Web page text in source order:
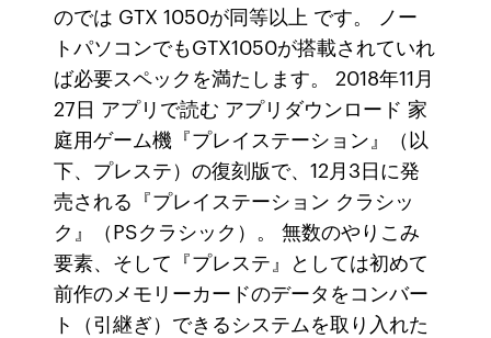
のでは GTX 1050が同等以上 です。 ノー
トパソコンでもGTX1050が搭載されていれ
ば必要スペックを満たします。 2018年11月
27日 アプリで読む アプリダウンロード 家
庭用ゲーム機『プレイステーション』（以
下、プレステ）の復刻版で、12月3日に発
売される『プレイステーション クラシッ
ク』（PSクラシック）。 無数のやりこみ
要素、そして『プレステ』としては初めて
前作のメモリーカードのデータをコンバー
ト（引継ぎ）できるシステムを取り入れた